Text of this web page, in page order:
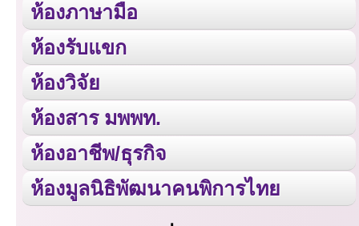
ห้องภาษามือ
ห้องรับแขก
ห้องวิจัย
ห้องสาร มพพท.
ห้องอาชีพ/ธุรกิจ
ห้องมูลนิธิพัฒนาคนพิการไทย